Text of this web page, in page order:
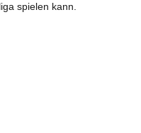
spielen kann.